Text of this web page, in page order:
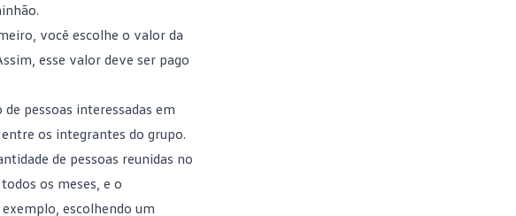
você escolhe o valor da
esse valor deve ser pago
pessoas interessadas em
os integrantes do grupo.
de pessoas reunidas no
os meses, e o
escolhendo um